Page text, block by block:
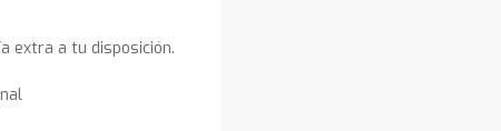
extra a tu disposición.